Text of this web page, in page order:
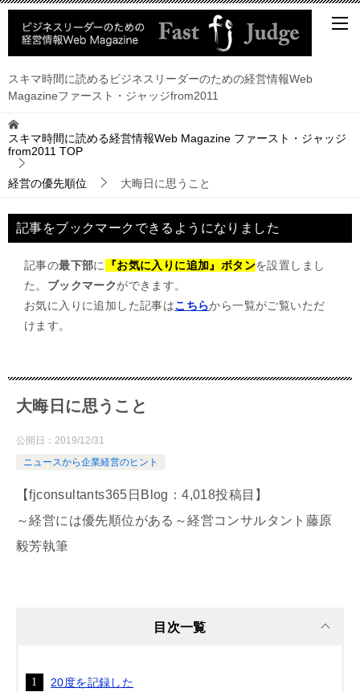
スキマ時間に読めるビジネスリーダーのための経営情報Web
Magazineファースト・ジャッジfrom2011
スキマ時間に読める経営情報Web Magazine ファースト・ジャッジ
from2011 TOP
経営の優先順位 大晦日に思うこと
記事をブックマークできるようになりました
記事の最下部に 『お気に入りに追加』ボタンを設置しまし
た。 ブックマークができます。
お気に入りに追加した記事はこちらから一覧がご覧いただ
けます。
大晦日に思うこと
公開日： 2019/12/31
ニュースから企業経営のヒント
【fjconsultants365日Blog：4,018投稿目】
～経営には優先順位がある～経営コンサルタント藤原
毅芳執筆
目次一覧
20度を記録した